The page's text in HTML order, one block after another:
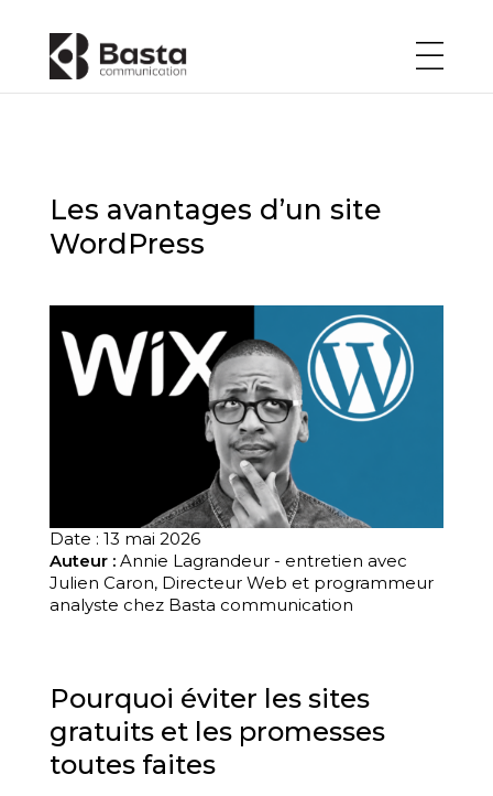
Les avantages d’un site
WordPress
Date : 13 mai 2026
Auteur : Annie Lagrandeur - entretien avec
Julien Caron, Directeur Web et programmeur
analyste chez Basta communication
Pourquoi éviter les sites
gratuits et les promesses
toutes faites